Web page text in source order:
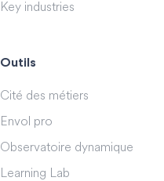
Key industries
Outils
Cité des métiers
Envol pro
Observatoire dynamique
Learning Lab